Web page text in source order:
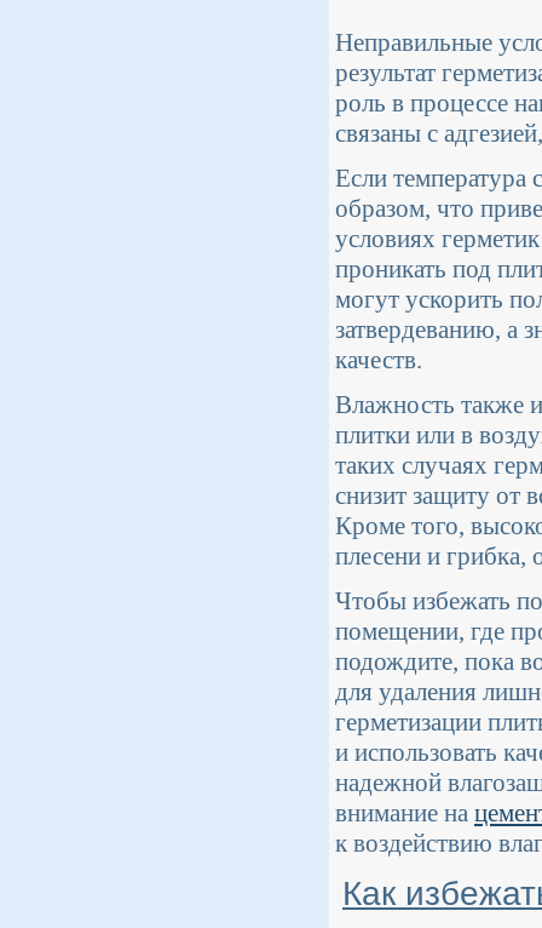
Неправильные
результат
роль в процессе
связаны с
Если температура
образом, что
условиях
проникать под
могут ускорить
затвердеванию, а
качеств.
Влажность также
плитки или в
таких случаях
снизит защиту от
Кроме того,
плесени и грибка,
Чтобы избежать
помещении, где
подождите, пока
для удаления
герметизации
и использовать
надежной
внимание на
к воздействию
Как